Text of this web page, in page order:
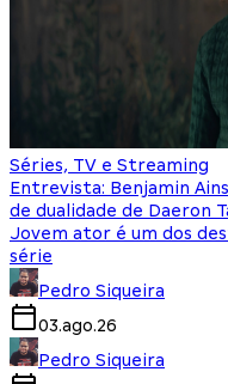
Séries, TV e Streaming
Entrevista: Benjamin
de dualidade de Daeron
Jovem ator é um dos
série
Pedro Siqueira
03.ago.26
Pedro Siqueira